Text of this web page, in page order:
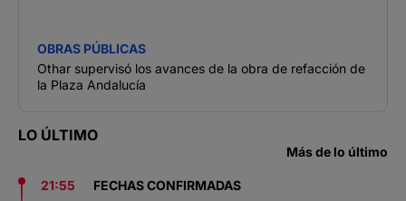
OBRAS PÚBLICAS
Othar supervisó los avances de la obra de refacción de
la Plaza Andalucía
LO ÚLTIMO
Más de lo último
21:55
FECHAS CONFIRMADAS